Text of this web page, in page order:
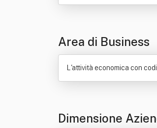
Area di Business
L'attività economica con
Dimensione